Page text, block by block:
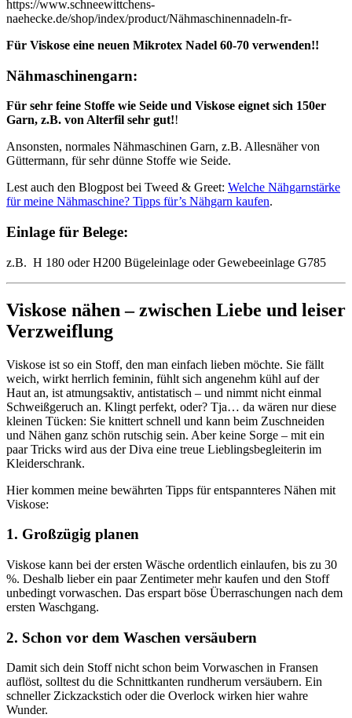
https://www.schneewittchens-
naehecke.de/shop/index/product/Nähmaschinennadeln-fr-
Für Viskose eine neuen Mikrotex Nadel 60-70 verwenden!!
Nähmaschinengarn:
Für sehr feine Stoffe wie Seide und Viskose eignet sich 150er
Garn, z.B. von Alterfil sehr gut!!
Ansonsten, normales Nähmaschinen Garn, z.B. Allesnäher von
Güttermann, für sehr dünne Stoffe wie Seide.
Lest auch den Blogpost bei Tweed & Greet: Welche Nähgarnstärke
für meine Nähmaschine? Tipps für’s Nähgarn kaufen.
Einlage für Belege:
z.B. H 180 oder H200 Bügeleinlage oder Gewebeeinlage G785
Viskose nähen – zwischen Liebe und leiser
Verzweiflung
Viskose ist so ein Stoff, den man einfach lieben möchte. Sie fällt
weich, wirkt herrlich feminin, fühlt sich angenehm kühl auf der
Haut an, ist atmungsaktiv, antistatisch – und nimmt nicht einmal
Schweißgeruch an. Klingt perfekt, oder? Tja… da wären nur diese
kleinen Tücken: Sie knittert schnell und kann beim Zuschneiden
und Nähen ganz schön rutschig sein. Aber keine Sorge – mit ein
paar Tricks wird aus der Diva eine treue Lieblingsbegleiterin im
Kleiderschrank.
Hier kommen meine bewährten Tipps für entspannteres Nähen mit
Viskose:
1. Großzügig planen
Viskose kann bei der ersten Wäsche ordentlich einlaufen, bis zu 30
%. Deshalb lieber ein paar Zentimeter mehr kaufen und den Stoff
unbedingt vorwaschen. Das erspart böse Überraschungen nach dem
ersten Waschgang.
2. Schon vor dem Waschen versäubern
Damit sich dein Stoff nicht schon beim Vorwaschen in Fransen
auflöst, solltest du die Schnittkanten rundherum versäubern. Ein
schneller Zickzackstich oder die Overlock wirken hier wahre
Wunder.